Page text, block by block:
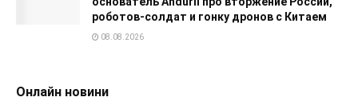
роботов-солдат и гонку дронов с Китаем
08.08.2026
Онлайн новини